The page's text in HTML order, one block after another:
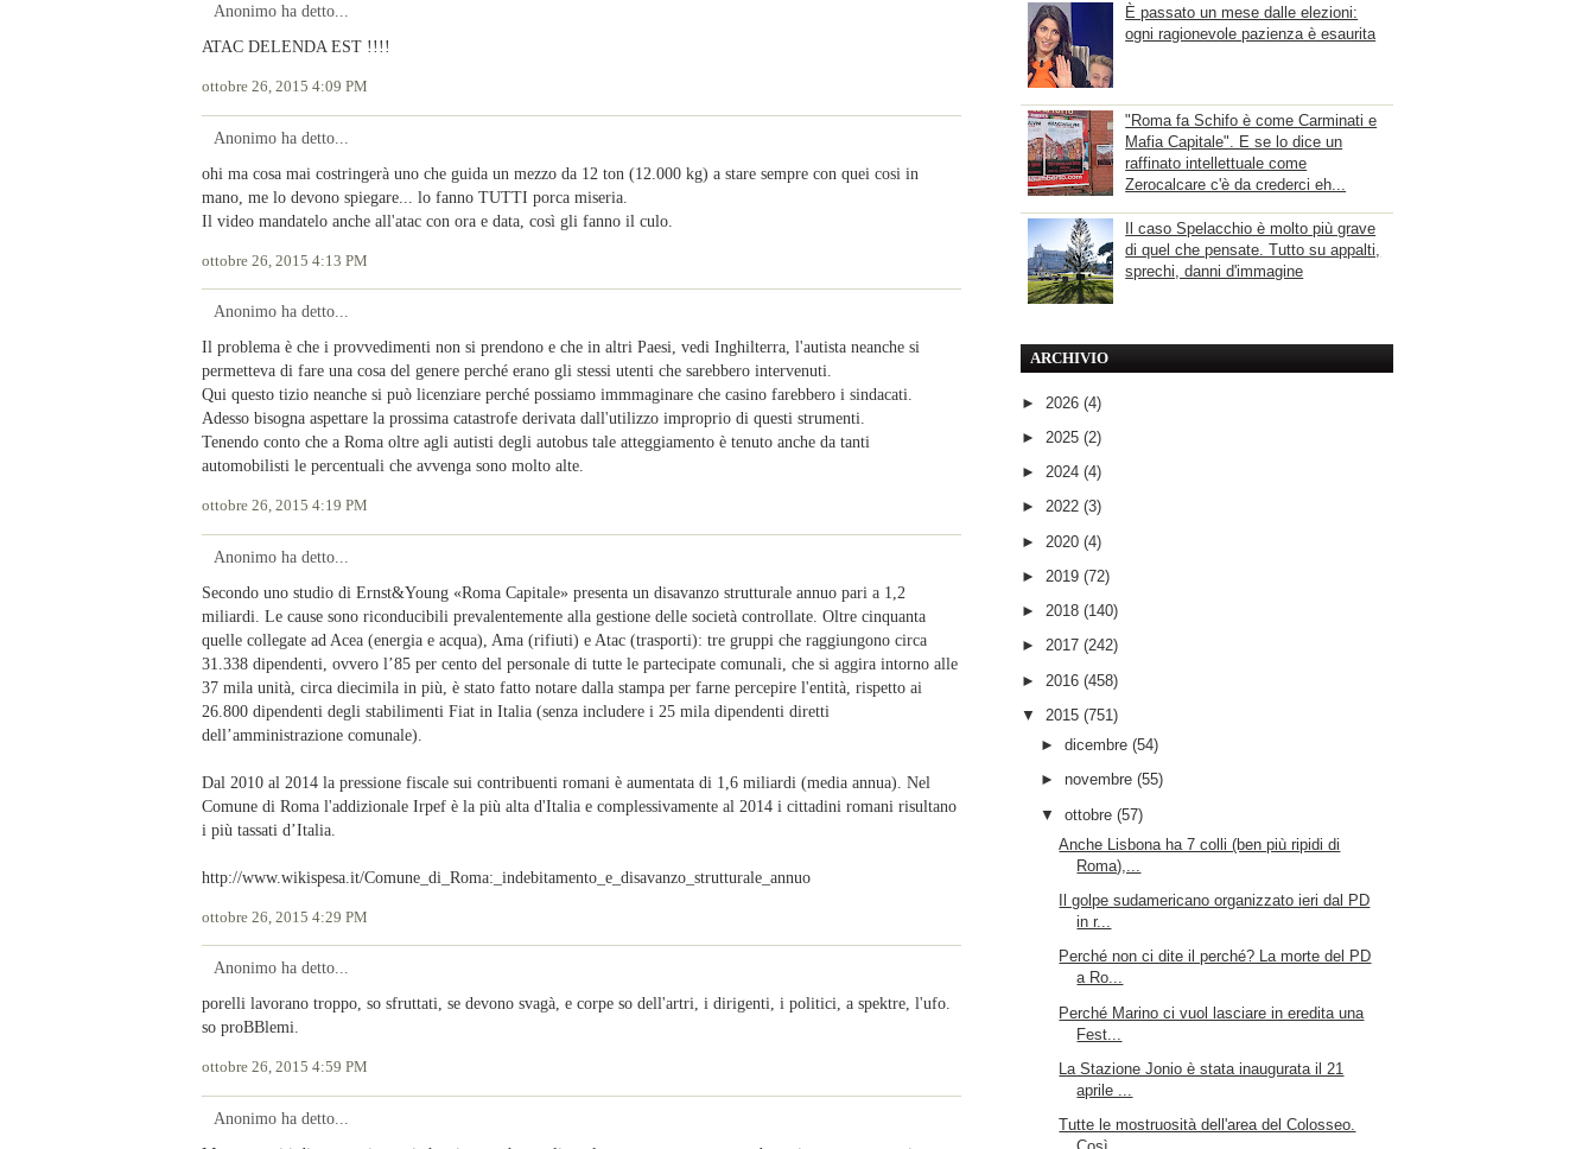
Anonimo ha detto...
ATAC DELENDA EST !!!!
ottobre 26, 2015 4:09 PM
Anonimo ha detto...
ohi ma cosa mai costringerà uno che guida un mezzo da 12 ton (12.000 kg) a stare sempre con quei cosi in
mano, me lo devono spiegare... lo fanno TUTTI porca miseria.
Il video mandatelo anche all'atac con ora e data, così gli fanno il culo.
ottobre 26, 2015 4:13 PM
Anonimo ha detto...
Il problema è che i provvedimenti non si prendono e che in altri Paesi, vedi Inghilterra, l'autista neanche si
permetteva di fare una cosa del genere perché erano gli stessi utenti che sarebbero intervenuti.
Qui questo tizio neanche si può licenziare perché possiamo immmaginare che casino farebbero i sindacati.
Adesso bisogna aspettare la prossima catastrofe derivata dall'utilizzo improprio di questi strumenti.
Tenendo conto che a Roma oltre agli autisti degli autobus tale atteggiamento è tenuto anche da tanti
automobilisti le percentuali che avvenga sono molto alte.
ottobre 26, 2015 4:19 PM
Anonimo ha detto...
Secondo uno studio di Ernst&Young «Roma Capitale» presenta un disavanzo strutturale annuo pari a 1,2
miliardi. Le cause sono riconducibili prevalentemente alla gestione delle società controllate. Oltre cinquanta
quelle collegate ad Acea (energia e acqua), Ama (rifiuti) e Atac (trasporti): tre gruppi che raggiungono circa
31.338 dipendenti, ovvero l’85 per cento del personale di tutte le partecipate comunali, che si aggira intorno alle
37 mila unità, circa diecimila in più, è stato fatto notare dalla stampa per farne percepire l'entità, rispetto ai
26.800 dipendenti degli stabilimenti Fiat in Italia (senza includere i 25 mila dipendenti diretti
dell’amministrazione comunale).
Dal 2010 al 2014 la pressione fiscale sui contribuenti romani è aumentata di 1,6 miliardi (media annua). Nel
Comune di Roma l'addizionale Irpef è la più alta d'Italia e complessivamente al 2014 i cittadini romani risultano
i più tassati d’Italia.
http://www.wikispesa.it/Comune_di_Roma:_indebitamento_e_disavanzo_strutturale_annuo
ottobre 26, 2015 4:29 PM
Anonimo ha detto...
porelli lavorano troppo, so sfruttati, se devono svagà, e corpe so dell'artri, i dirigenti, i politici, a spektre, l'ufo.
so proBBlemi.
ottobre 26, 2015 4:59 PM
Anonimo ha detto...
È passato un mese dalle elezioni:
ogni ragionevole pazienza è esaurita
"Roma fa Schifo è come Carminati e
Mafia Capitale". E se lo dice un
raffinato intellettuale come
Zerocalcare c'è da crederci eh...
Il caso Spelacchio è molto più grave
di quel che pensate. Tutto su appalti,
sprechi, danni d'immagine
ARCHIVIO
► 2026 (4)
► 2025 (2)
► 2024 (4)
► 2022 (3)
► 2020 (4)
► 2019 (72)
► 2018 (140)
► 2017 (242)
► 2016 (458)
▼ 2015 (751)
► dicembre (54)
► novembre (55)
▼ ottobre (57)
Anche Lisbona ha 7 colli (ben più ripidi di
Roma),...
Il golpe sudamericano organizzato ieri dal PD
in r...
Perché non ci dite il perché? La morte del PD
a Ro...
Perché Marino ci vuol lasciare in eredita una
Fest...
La Stazione Jonio è stata inaugurata il 21
aprile ...
Tutte le mostruosità dell'area del Colosseo.